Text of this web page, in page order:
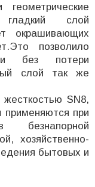
гладкий слой
окрашивающих
позволило
без потери
слой так же
SN8,
применяются при
безнапорной
хозяйственно-
бытовых и